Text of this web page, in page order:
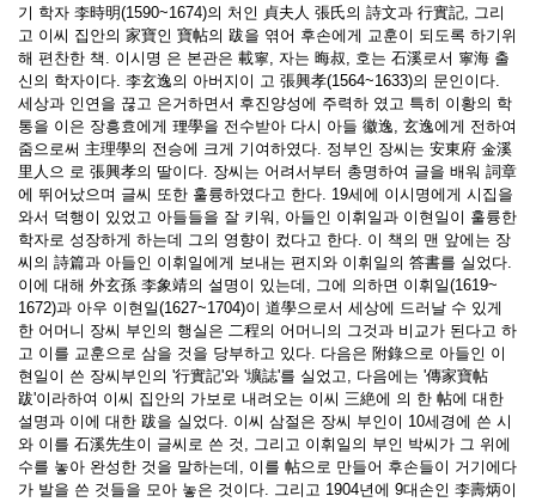
기 학자 李時明(1590~1674)의 처인 貞夫人 張氏의 詩文과 行實記, 그리
고 이씨 집안의 家寶인 寶帖의 跋을 엮어 후손에게 교훈이 되도록 하기위
해 편찬한 책. 이시명 은 본관은 載寧, 자는 晦叔, 호는 石溪로서 寧海 출
신의 학자이다. 李玄逸의 아버지이 고 張興孝(1564~1633)의 문인이다.
세상과 인연을 끊고 은거하면서 후진양성에 주력하 였고 특히 이황의 학
통을 이은 장흥효에게 理學을 전수받아 다시 아들 徽逸, 玄逸에게 전하여
줌으로써 主理學의 전승에 크게 기여하였다. 정부인 장씨는 安東府 金溪
里人으 로 張興孝의 딸이다. 장씨는 어려서부터 총명하여 글을 배워 詞章
에 뛰어났으며 글씨 또한 훌륭하였다고 한다. 19세에 이시명에게 시집을
와서 덕행이 있었고 아들들을 잘 키워, 아들인 이휘일과 이현일이 훌륭한
학자로 성장하게 하는데 그의 영향이 컸다고 한다. 이 책의 맨 앞에는 장
씨의 詩篇과 아들인 이휘일에게 보내는 편지와 이휘일의 答書를 실었다.
이에 대해 外玄孫 李象靖의 설명이 있는데, 그에 의하면 이휘일(1619~
1672)과 아우 이현일(1627~1704)이 道學으로서 세상에 드러날 수 있게
한 어머니 장씨 부인의 행실은 二程의 어머니의 그것과 비교가 된다고 하
고 이를 교훈으로 삼을 것을 당부하고 있다. 다음은 附錄으로 아들인 이
현일이 쓴 장씨부인의 '行實記'와 '壙誌'를 실었고, 다음에는 '傳家寶帖
跋'이라하여 이씨 집안의 가보로 내려오는 이씨 三絶에 의 한 帖에 대한
설명과 이에 대한 跋을 실었다. 이씨 삼절은 장씨 부인이 10세경에 쓴 시
와 이를 石溪先生이 글씨로 쓴 것, 그리고 이휘일의 부인 박씨가 그 위에
수를 놓아 완성한 것을 말하는데, 이를 帖으로 만들어 후손들이 거기에다
가 발을 쓴 것들을 모아 놓은 것이다. 그리고 1904년에 9대손인 李壽炳이